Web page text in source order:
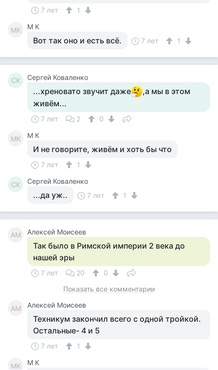
7 лет 1
MК M К
Вот так оно и есть всё. 7 лет 1
СК Сергей Коваленко
...хреновато звучит даже
,а мы в этом
живём...
7 лет 2 0
MК M К
И не говорите, живём и хоть бы что
7 лет 1
СК Сергей Коваленко
...да уж.. 7 лет 1
АМ Алексей Моисеев
Так было в Римской империи 2 века до
нашей эры
7 лет 20
0
Показать все комментарии
АМ Алексей Моисеев
Техникум закончил всего с одной тройкой.
Остальные- 4 и 5
7 лет 1
MК M К